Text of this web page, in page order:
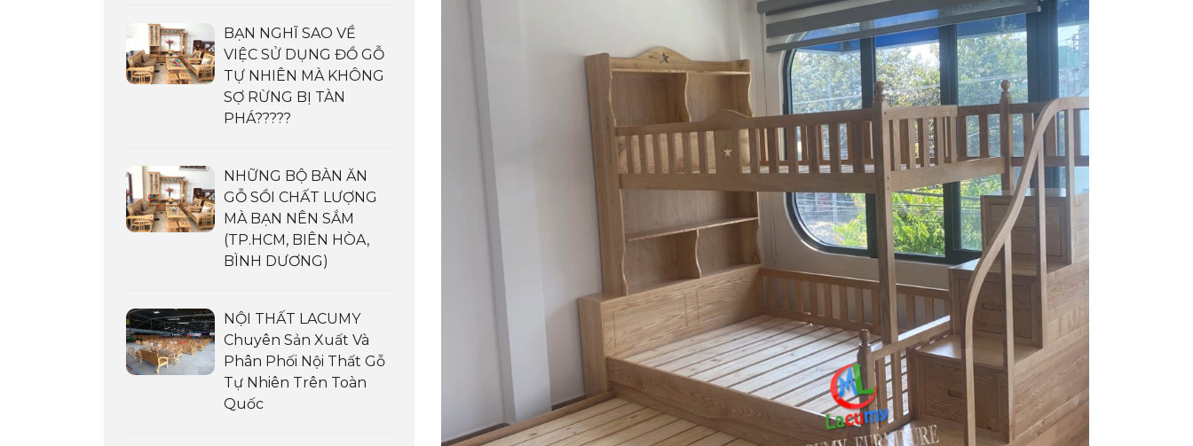
BẠN NGHĨ SAO VỀ
VIỆC SỬ DỤNG ĐỒ GỖ
TỰ NHIÊN MÀ KHÔNG
SỢ RỪNG BỊ TÀN
PHÁ?????
NHỮNG BỘ BÀN ĂN
GỖ SỒI CHẤT LƯỢNG
MÀ BẠN NÊN SẮM
(TP.HCM, BIÊN HÒA,
BÌNH DƯƠNG)
NỘI THẤT LACUMY
Chuyên Sản Xuất Và
Phân Phối Nội Thất Gỗ
Tự Nhiên Trên Toàn
Quốc